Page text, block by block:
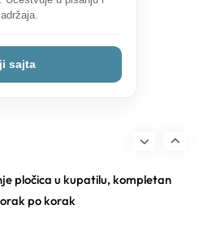
sajta
pločica u kupatilu, kompletan
po korak